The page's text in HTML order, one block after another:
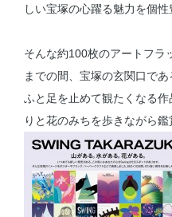
しい宝塚の心躍る魅力を個性
そんな約100枚のアートフラ
までの間、宝塚の玄関口であ
ふと足を止めて観たくなる
りと花のみちを歩きながら鑑